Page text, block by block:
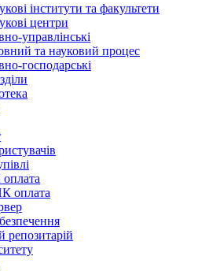
інститути та факультети
центри
управлінські
та науковий процес
господарські
оплата
репозитарій